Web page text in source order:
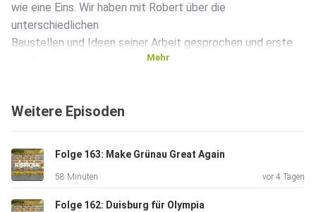
wie eine Eins. Wir haben mit Robert über die
unterschiedlichen
Baustellen und Ideen seiner Arbeit gesprochen und erste
Beteiligten einig: alles wird gut.
Mehr
Weitere Episoden
Folge 163: Make Grünau Great Again
58 Minuten vor 4 Tagen
Folge 162: Duisburg für Olympia